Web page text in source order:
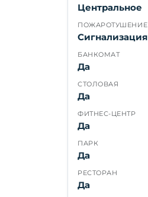
Центральное
ПОЖАРОТУШЕНИЕ
Сигнализация
БАНКОМАТ
Да
СТОЛОВАЯ
Да
ФИТНЕС-ЦЕНТР
Да
ПАРК
Да
РЕСТОРАН
Да